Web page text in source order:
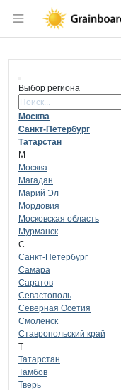
Раздел
Выбор региона
Москва
Санкт-Петербург
Татарстан
М
Москва
Магадан
Марий Эл
Мордовия
Московская область
Мурманск
С
Санкт-Петербург
Самара
Саратов
Севастополь
Северная Осетия
Смоленск
Ставропольский край
Т
Татарстан
Тамбов
Тверь